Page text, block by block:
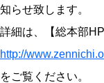
知らせ致します。
詳細は、【総本部HP
http://
をご覧ください。